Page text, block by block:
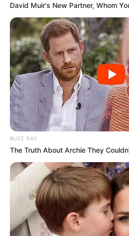
David Muir's New Partner, Whom
BUZZ DAY
The Truth About Archie They